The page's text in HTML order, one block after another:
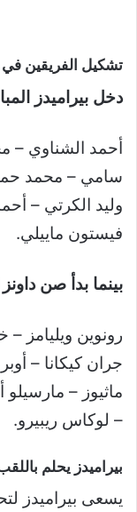
تشكيل الفريقين في
دخل بيراميدز
أحمد الشناوي –
سامي – محمد
وليد الكرتي –
فيستون ماييلي.
بينما بدأ صن
رونوين ويليامز
جران كيكانا –
ماثيوز – مارسيلو
– لوكاس ريبيرو.
بيراميدز يحلم
يسعى بيراميدز